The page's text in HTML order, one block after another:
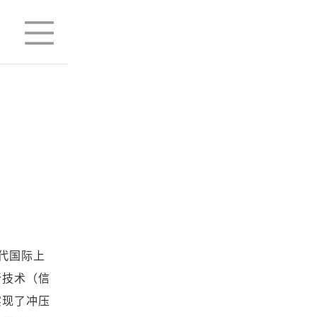
国际上
术（信
了冲压